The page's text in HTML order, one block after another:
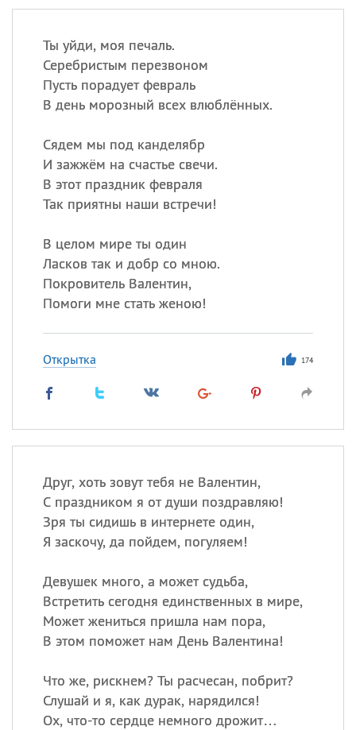
Ты уйди, моя печаль.
Серебристым перезвоном
Пусть порадует февраль
В день морозный всех влюблённых.
Сядем мы под канделябр
И зажжём на счастье свечи.
В этот праздник февраля
Так приятны наши встречи!
В целом мире ты один
Ласков так и добр со мною.
Покровитель Валентин,
Помоги мне стать женою!
Открытка 174
Друг, хоть зовут тебя не Валентин,
С праздником я от души поздравляю!
Зря ты сидишь в интернете один,
Я заскочу, да пойдем, погуляем!
Девушек много, а может судьба,
Встретить сегодня единственных в мире,
Может жениться пришла нам пора,
В этом поможет нам День Валентина!
Что же, рискнем? Ты расчесан, побрит?
Слушай и я, как дурак, нарядился!
Ох, что-то сердце немного дрожит…